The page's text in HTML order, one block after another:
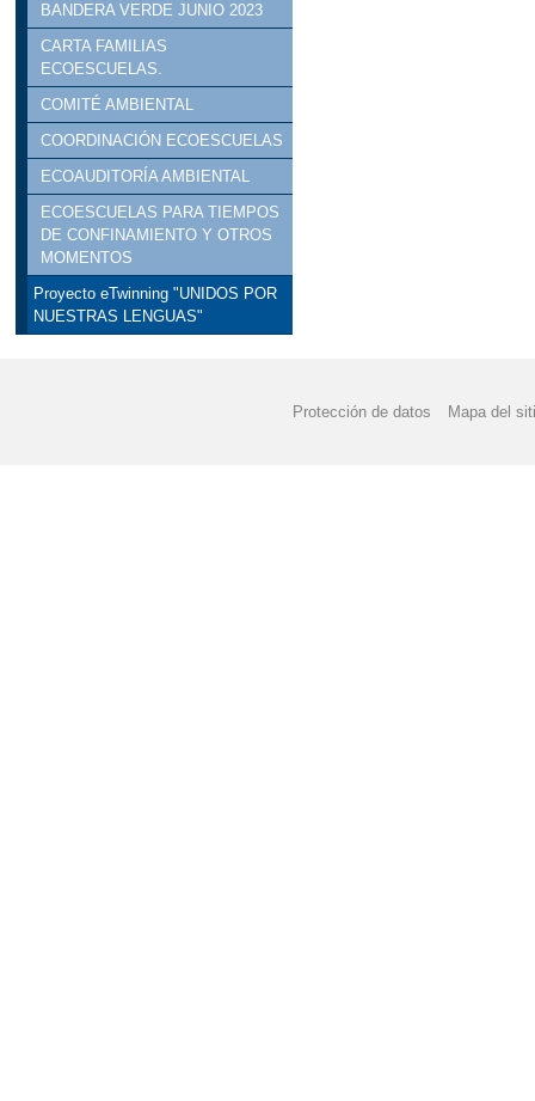
BANDERA VERDE JUNIO 2023
CARTA FAMILIAS
ECOESCUELAS.
COMITÉ AMBIENTAL
COORDINACIÓN ECOESCUELAS
ECOAUDITORÍA AMBIENTAL
ECOESCUELAS PARA TIEMPOS
DE CONFINAMIENTO Y OTROS
MOMENTOS
Proyecto eTwinning "UNIDOS POR
NUESTRAS LENGUAS"
Protección de datos Mapa del